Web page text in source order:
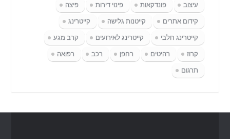
עיצוב
פונדקאות פינוי דירות
פיצה
קידום אתרים
קייטנות גלישה
קייטרינג
קייטרינג חלבי
קייטרינג לאירועים
קרב מגע
קרוז
רהיטים רחפן רכב
רפואה
תרגום